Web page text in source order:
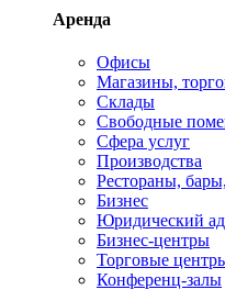
Аренда
Офисы
Магазины,
Склады
Свободные
Сфера услуг
Производства
Рестораны,
Бизнес
Юридический
Бизнес-центры
Торговые
Конференц-залы